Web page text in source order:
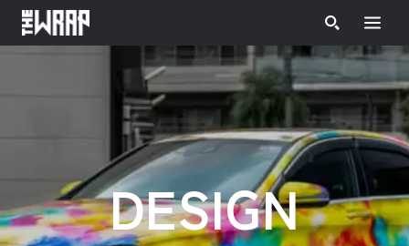
ホーム»カーラッピングのデザイン制作
DESIGN